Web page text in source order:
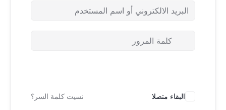
البقاء متصلا نسيت كلمة السر؟